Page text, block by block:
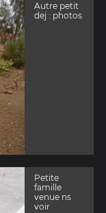
Autre petit
dej : photos
Petite
famille
venue ns
voir